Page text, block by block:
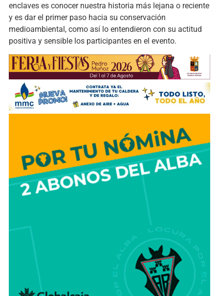
enclaves es conocer nuestra historia más lejana o reciente
y es dar el primer paso hacia su conservación
medioambiental, como así lo entendieron con su actitud
positiva y sensible los participantes en el evento.